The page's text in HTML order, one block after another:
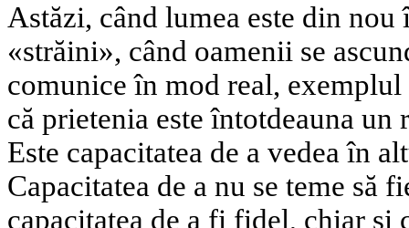
Astăzi, când lumea este din
«străini», când oamenii se
comunice în mod real,
că prietenia este întotdeauna
Este capacitatea de a vedea în
Capacitatea de a nu se teme să
capacitatea de a fi fidel, chiar și